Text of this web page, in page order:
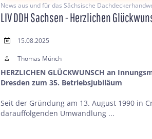
News aus und für das Sächsische
LIV DDH Sachsen - Herzlichen
15.08.2025
Thomas Münch
HERZLICHEN GLÜCKWUNSCH an
Dresden zum 35. Betriebsjubiläum
Seit der Gründung am 13. August 1990 in
darauffolgenden Umwandlung ...